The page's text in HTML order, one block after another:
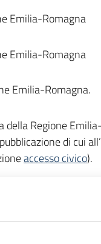
Emilia-Romagna
Emilia-Romagna
Emilia-Romagna.
Regione
di cui
accesso civico).